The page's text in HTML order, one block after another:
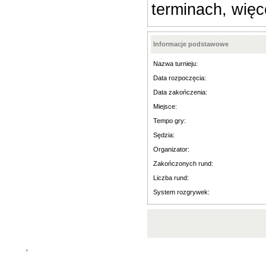
terminach,
Informacje podstawowe
Nazwa turnieju:
Data rozpoczęcia:
Data zakończenia:
Miejsce:
Tempo gry:
Sędzia:
Organizator:
Zakończonych rund:
Liczba rund:
System rozgrywek:
'